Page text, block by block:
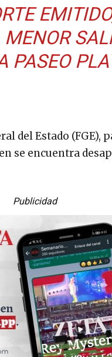
PASEO
del Estado (FGE),
se encuentra
Publicidad